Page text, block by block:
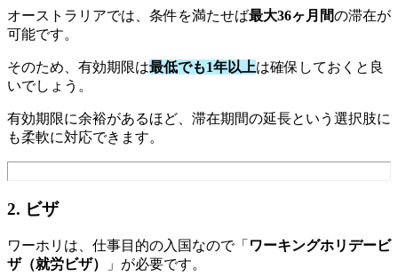
オーストラリアでは、条件を満たせば最大36ヶ月間の滞在が
可能です。
そのため、有効期限は最低でも1年以上は確保しておくと良
いでしょう。
有効期限に余裕があるほど、滞在期間の延長という選択肢に
も柔軟に対応できます。
2. ビザ
ワーホリは、仕事目的の入国なので「 ワーキングホリデービ
ザ（就労ビザ）
」が必要です。